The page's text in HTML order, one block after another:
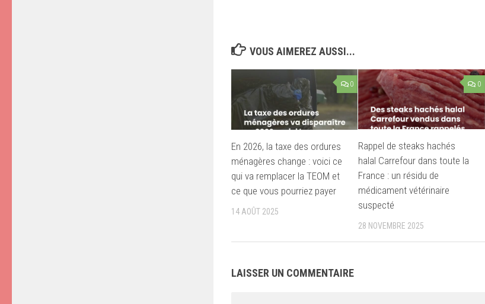
VOUS AIMEREZ AUSSI...
0
En 2026, la taxe des ordures
ménagères change : voici ce
qui va remplacer la TEOM et
ce que vous pourriez payer
14 AOÛT 2025
0
Rappel de steaks hachés
halal Carrefour dans toute la
France : un résidu de
médicament vétérinaire
suspecté
28 NOVEMBRE 2025
LAISSER UN COMMENTAIRE